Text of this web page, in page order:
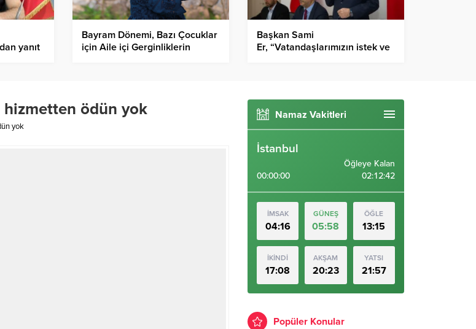
yanıt
Bayram Dönemi, Bazı Çocuklar
için Aile içi Gerginliklerin
Başkan Sami
Er, “Vatandaşlarımızın istek ve
hizmetten ödün yok
yok
Namaz Vakitleri
İstanbul
00:00:00
Öğleye Kalan
02:12:41
İMSAK
04:16
GÜNEŞ
05:58
ÖĞLE
13:15
İKİNDİ
17:08
AKŞAM
20:23
YATSI
21:57
Popüler Konular